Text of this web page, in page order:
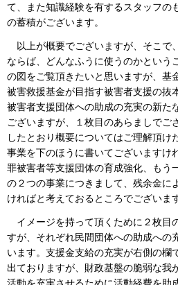
て、また知識経験を有するスタッフの
の蓄積がございます。
以上が概要でございますが、そこで
ならば、どんなふうに使うのかという
の図をご覧頂きたいと思いますが、基
被害救援基金が目指す被害者支援の抜
被害者支援団体への助成の充実の新た
ございますが、１枚目のあらましでご
したとおり概要についてはご理解頂け
事業を下のほうに書いてございますけ
罪被害者等支援団体の育成強化、もう
の２つの事業につきまして、残余金に
ければと考えておるところでございま
イメージを持って頂くために２枚目
すが、それぞれ民間団体への助成への
います。支援金支給の充実が右側の欄
出ておりますが、財政基盤の脆弱な我
活動を充実させるために活動経費を助